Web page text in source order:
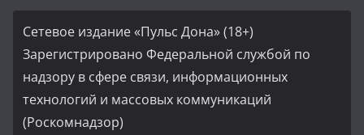
Сетевое издание «Пульс Дона» (18+)
Зарегистрировано Федеральной службой по
надзору в сфере связи, информационных
технологий и массовых коммуникаций
(Роскомнадзор)